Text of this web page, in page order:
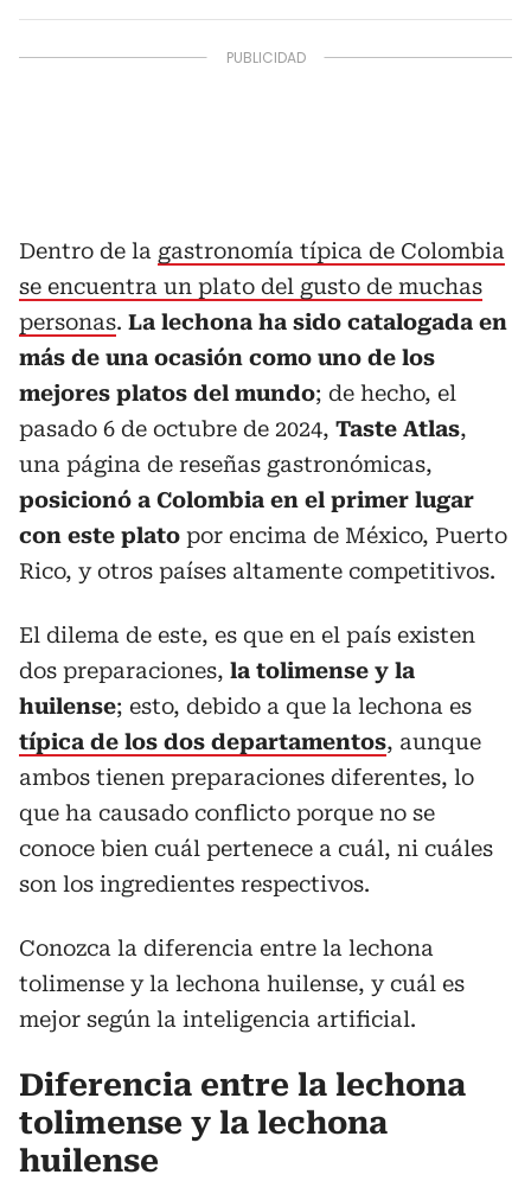
Dentro de la gastronomía típica de Colombia
se encuentra un plato del gusto de muchas
personas. La lechona ha sido catalogada en
más de una ocasión como uno de los
mejores platos del mundo; de hecho, el
pasado 6 de octubre de 2024, Taste Atlas,
una página de reseñas gastronómicas,
posicionó a Colombia en el primer lugar
con este plato por encima de México, Puerto
Rico, y otros países altamente competitivos.
El dilema de este, es que en el país existen
dos preparaciones, la tolimense y la
huilense; esto, debido a que la lechona es
típica de los dos departamentos, aunque
ambos tienen preparaciones diferentes, lo
que ha causado conflicto porque no se
conoce bien cuál pertenece a cuál, ni cuáles
son los ingredientes respectivos.
Conozca la diferencia entre la lechona
tolimense y la lechona huilense, y cuál es
mejor según la inteligencia artificial.
Diferencia entre la lechona
tolimense y la lechona
huilense